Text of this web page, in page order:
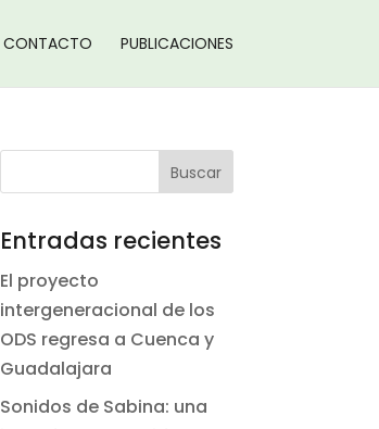
CONTACTO PUBLICACIONES
Entradas recientes
El proyecto
intergeneracional de los
ODS regresa a Cuenca y
Guadalajara
Sonidos de Sabina: una